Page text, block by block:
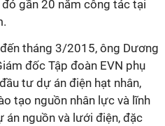
gần 20 năm công tác tại
tháng 3/2015, ông Dương
đốc Tập đoàn EVN phụ
tư dự án điện hạt nhân,
tạo nguồn nhân lực và lĩnh
nguồn và lưới điện, đặc